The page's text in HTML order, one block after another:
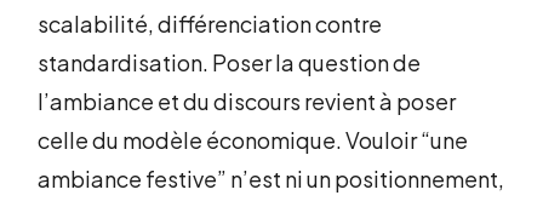
scalabilité, différenciation contre
standardisation. Poser la question de
l’ambiance et du discours revient à poser
celle du modèle économique. Vouloir “une
ambiance festive” n’est ni un positionnement,